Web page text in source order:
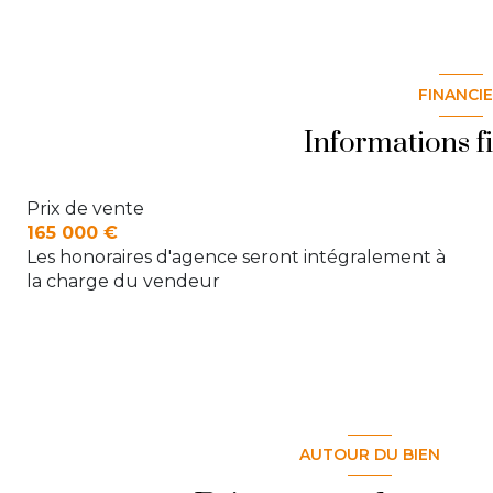
Informations
Prix de vente
165 000 €
Les honoraires d'agence seront intégralement à
la charge du vendeur
AUTOUR DU BIEN